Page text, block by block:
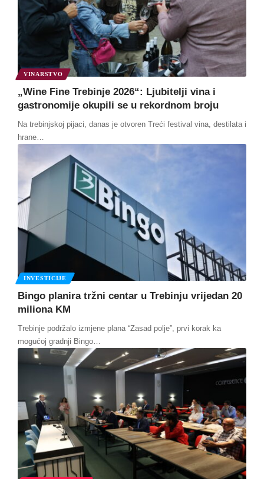
VINARSTVO
„Wine Fine Trebinje 2026“: Ljubitelji vina i
gastronomije okupili se u rekordnom broju
Na trebinjskoj pijaci, danas je otvoren Treći festival vina, destilata i
hrane
INVESTICIJE
Bingo planira tržni centar u Trebinju vrijedan 20
miliona KM
Trebinje podržalo izmjene plana “Zasad polje”, prvi korak ka
mogućoj gradnji Bingo…